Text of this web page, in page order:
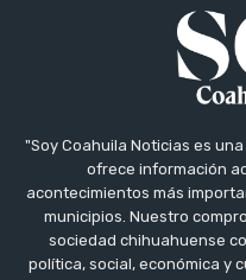
"Soy Coahuila Noticias es
ofrece información
acontecimientos más
municipios. Nuestro
sociedad chihuahuense
política, social, económica y